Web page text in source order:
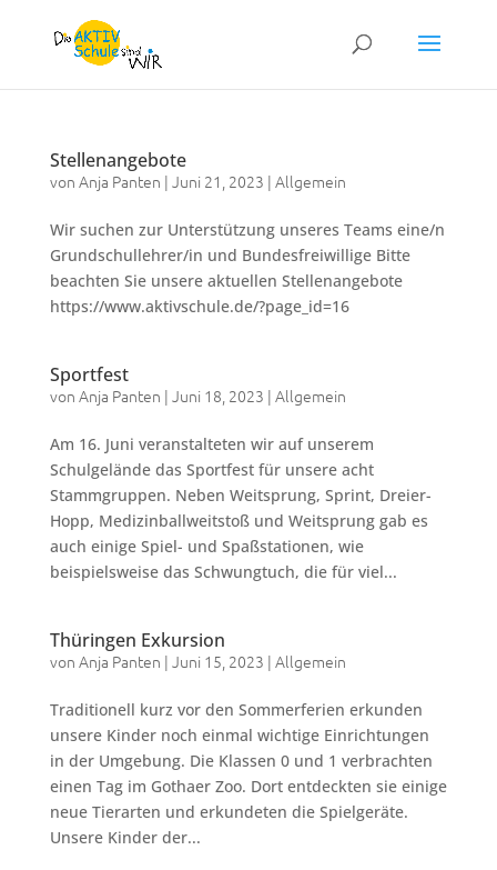
Stellenangebote
von Anja Panten | Juni 21, 2023 | Allgemein
Wir suchen zur Unterstützung unseres Teams eine/n
Grundschullehrer/in und Bundesfreiwillige Bitte
beachten Sie unsere aktuellen Stellenangebote
https://www.aktivschule.de/?page_id=16
Sportfest
von Anja Panten | Juni 18, 2023 | Allgemein
Am 16. Juni veranstalteten wir auf unserem
Schulgelände das Sportfest für unsere acht
Stammgruppen. Neben Weitsprung, Sprint, Dreier-
Hopp, Medizinballweitstoß und Weitsprung gab es
auch einige Spiel- und Spaßstationen, wie
beispielsweise das Schwungtuch, die für viel...
Thüringen Exkursion
von Anja Panten | Juni 15, 2023 | Allgemein
Traditionell kurz vor den Sommerferien erkunden
unsere Kinder noch einmal wichtige Einrichtungen
in der Umgebung. Die Klassen 0 und 1 verbrachten
einen Tag im Gothaer Zoo. Dort entdeckten sie einige
neue Tierarten und erkundeten die Spielgeräte.
Unsere Kinder der...